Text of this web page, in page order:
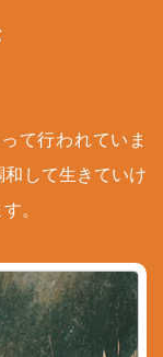
て行われていま
して生きていけ
。